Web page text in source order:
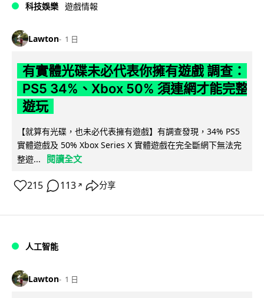
科技娛樂 遊戲情報
Lawton 1 日
有實體光碟未必代表你擁有遊戲 調查：
PS5 34%、Xbox 50% 須連網才能完整
遊玩
【就算有光碟，也未必代表擁有遊戲】有調查發現，34% PS5
實體遊戲及 50% Xbox Series X 實體遊戲在完全斷網下無法完
整遊...
閱讀全文
215 113 ↗ 分享
人工智能
Lawton 1 日